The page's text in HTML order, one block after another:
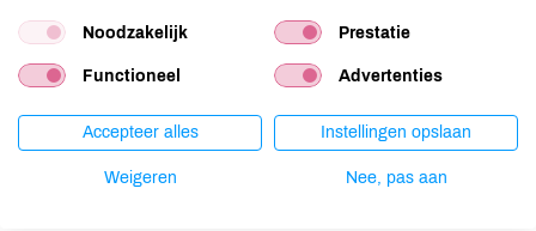
Lactose
onbekend
Lupine
onbekend
onbekend
Noodzakelijk Prestatie
Functioneel Advertenties
Accepteer alles Instellingen opslaan
Weigeren Nee, pas aan